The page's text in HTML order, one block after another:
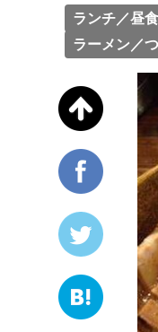
ランチ／昼食
ラーメン／